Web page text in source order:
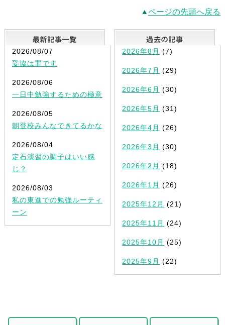
ページの先頭へ戻る
最新記事一覧
2026/08/07
妥協は罪です
2026/08/06
一日中勉強するための極意
2026/08/05
朝登校みんなできてるかな
2026/08/04
定石演習の調子はいい感
じ？
2026/08/03
私の東進での勉強ルーティ
ーン
2026年8月 (7)
2026年7月 (29)
2026年6月 (30)
2026年5月 (31)
2026年4月 (26)
2026年3月 (30)
2026年2月 (18)
2026年1月 (26)
2025年12月 (21)
2025年11月 (24)
2025年10月 (25)
2025年9月 (22)